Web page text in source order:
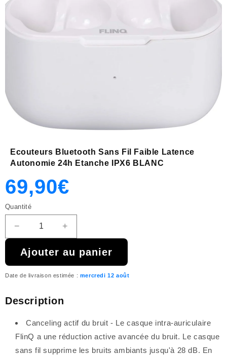
Ecouteurs Bluetooth Sans Fil Faible Latence
Autonomie 24h Etanche IPX6 BLANC
Prix
habituel
Prix
promotionnel
69,90€
Quantité
Réduire
la
quantité
{{
−
Augmenter
la
quantité
{{
+
Ajouter au panier
Date de livraison estimée : mercredi 12 août
Description
Canceling actif du bruit - Le casque intra-auriculaire
FlinQ a une réduction active avancée du bruit. Le casque
sans fil supprime les bruits ambiants jusqu'à 28 dB. En